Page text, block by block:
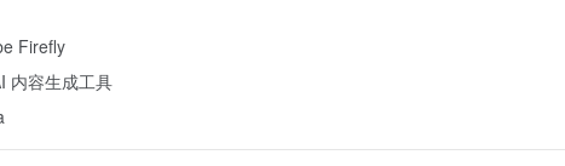
Firefly
内容生成工具